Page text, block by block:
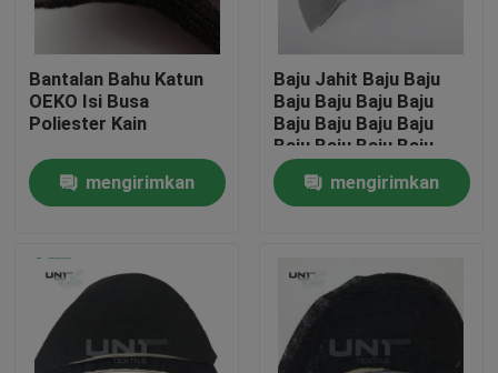
Produk
Tentang kami
Bantalan Bahu Katun
OEKO Isi Busa
Poliester Kain
mengirimkan
Baju Jahit Baju Baju
Baju Baju Baju Baju
Baju Baju Baju Baju
Baju Baju Baju Baju
mengirimkan